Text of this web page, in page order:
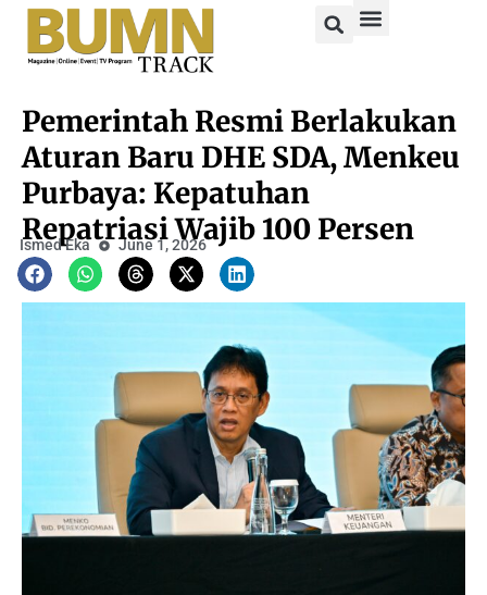
Pemerintah Resmi Berlakukan
Aturan Baru DHE SDA, Menkeu
Purbaya: Kepatuhan
Repatriasi Wajib 100 Persen
Ismed Eka June 1, 2026